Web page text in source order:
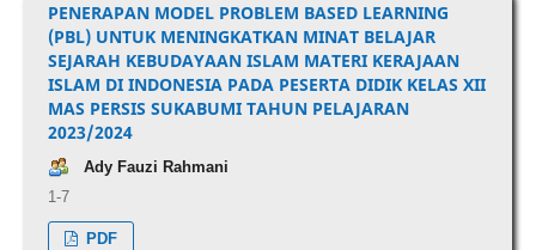
PENERAPAN MODEL PROBLEM BASED LEARNING
(PBL) UNTUK MENINGKATKAN MINAT BELAJAR
SEJARAH KEBUDAYAAN ISLAM MATERI KERAJAAN
ISLAM DI INDONESIA PADA PESERTA DIDIK KELAS XII
MAS PERSIS SUKABUMI TAHUN PELAJARAN
2023/2024
Ady Fauzi Rahmani
1-7
PDF